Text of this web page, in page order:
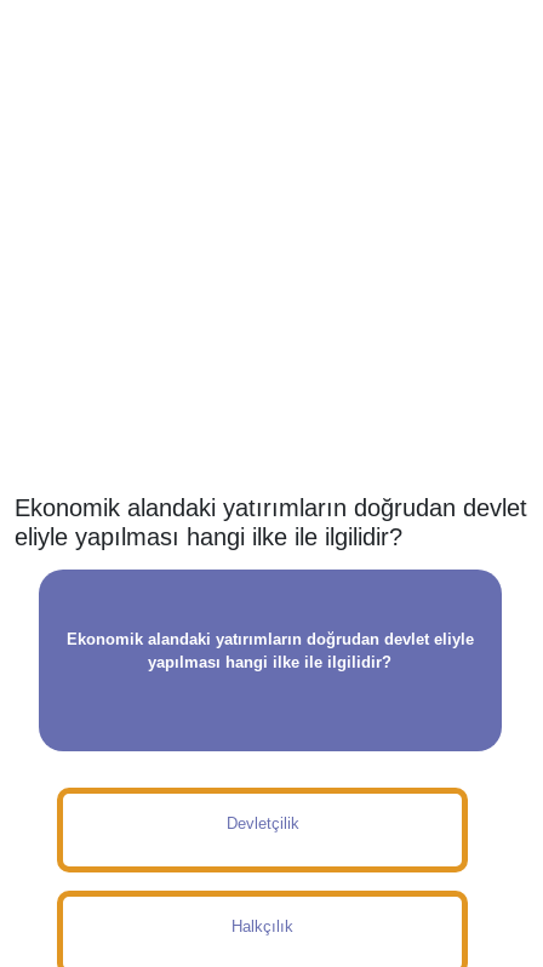
Ekonomik alandaki yatırımların doğrudan devlet
eliyle yapılması hangi ilke ile ilgilidir?
Ekonomik alandaki yatırımların doğrudan devlet eliyle
yapılması hangi ilke ile ilgilidir?
Devletçilik
Halkçılık